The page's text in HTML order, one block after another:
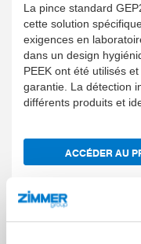
La pince standard
cette solution
exigences en
dans un design
PEEK ont été utilisés
garantie. La détection
différents produits et
ACCÉDER AU